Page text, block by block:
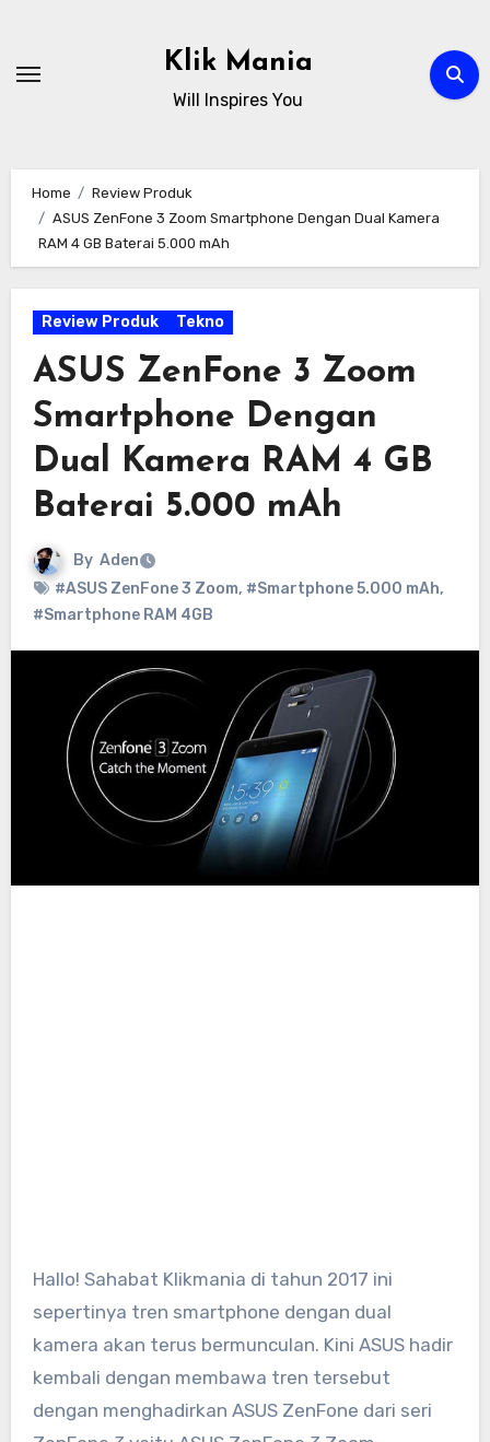
content
Klik Mania
Will Inspires You
Home
Review Produk
ASUS ZenFone 3 Zoom Smartphone Dengan Dual Kamera
RAM 4 GB Baterai 5.000 mAh
Review Produk Tekno
ASUS ZenFone 3 Zoom
Smartphone Dengan
Dual Kamera RAM 4 GB
Baterai 5.000 mAh
By Aden
#ASUS ZenFone 3 Zoom, #Smartphone 5.000 mAh,
#Smartphone RAM 4GB
Hallo! Sahabat Klikmania di tahun 2017 ini
sepertinya tren smartphone dengan dual
kamera akan terus bermunculan. Kini ASUS hadir
kembali dengan membawa tren tersebut
dengan menghadirkan ASUS ZenFone dari seri